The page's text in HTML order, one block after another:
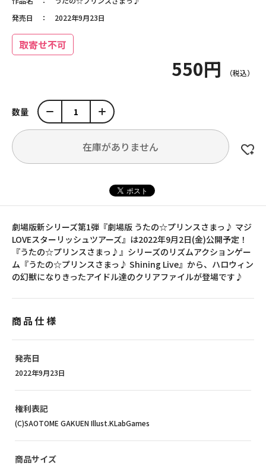
発売日
2022年9月23日
取寄せ不可
550円
数量
在庫がありません
劇場版新シリーズ第1弾『劇場版 うたの☆プリンスさまっ♪ マジ
LOVEスターリッシュツアーズ』は2022年9月2日(金)公開予定！
『うたの☆プリンスさまっ♪』シリーズのリズムアクションゲー
ム『うたの☆プリンスさまっ♪ Shining Live』から、ハロウィン
の幻獣になりきったアイドル達のクリアファイルが登場です♪
商品仕様
発売日
2022年9月23日
権利表記
(C)SAOTOME GAKUEN Illust.KLabGames
商品サイズ